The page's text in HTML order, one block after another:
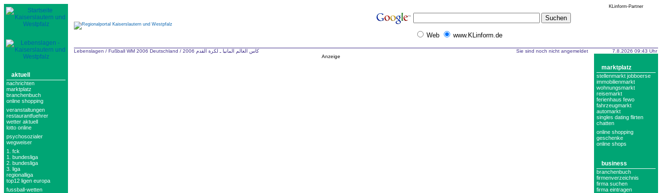
aktuell
nachrichten
marktplatz
branchenbuch
online shopping
veranstaltungen
restaurantfuehrer
wetter aktuell
lotto online
psychosozialer
wegweiser
1. fck
1. bundesliga
2. bundesliga
3. liga
regionalliga
top12 ligen europa
fussball-wetten
KLinform-Partner
Web www.KLinform.de
Lebenslagen / Fußball WM 2006 Deutschland / كاس العالم المانيا ـ لكرة القدم 2006
Sie sind noch nicht angemeldet
Anzeige
7.8.2026 09:43 Uhr
marktplatz
stellenmarkt jobboerse
immobilienmarkt
wohnungsmarkt
reisemarkt
ferienhaus fewo
fahrzeugmarkt
automarkt
singles dating flirten
chatten
online shopping
geschenke
online shops
business
branchenbuch
firmenverzeichnis
firma suchen
firma eintragen